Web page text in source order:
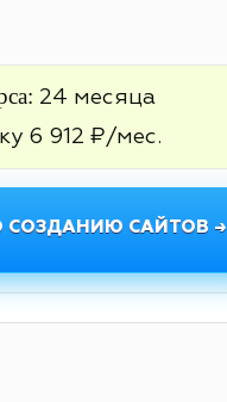
24 месяца
6 912 ₽/мес.
СОЗДАНИЮ САЙТОВ →